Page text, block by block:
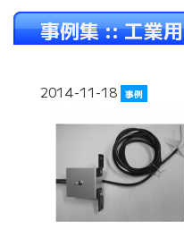
事例集 ::工業用
2014-11-18 事例